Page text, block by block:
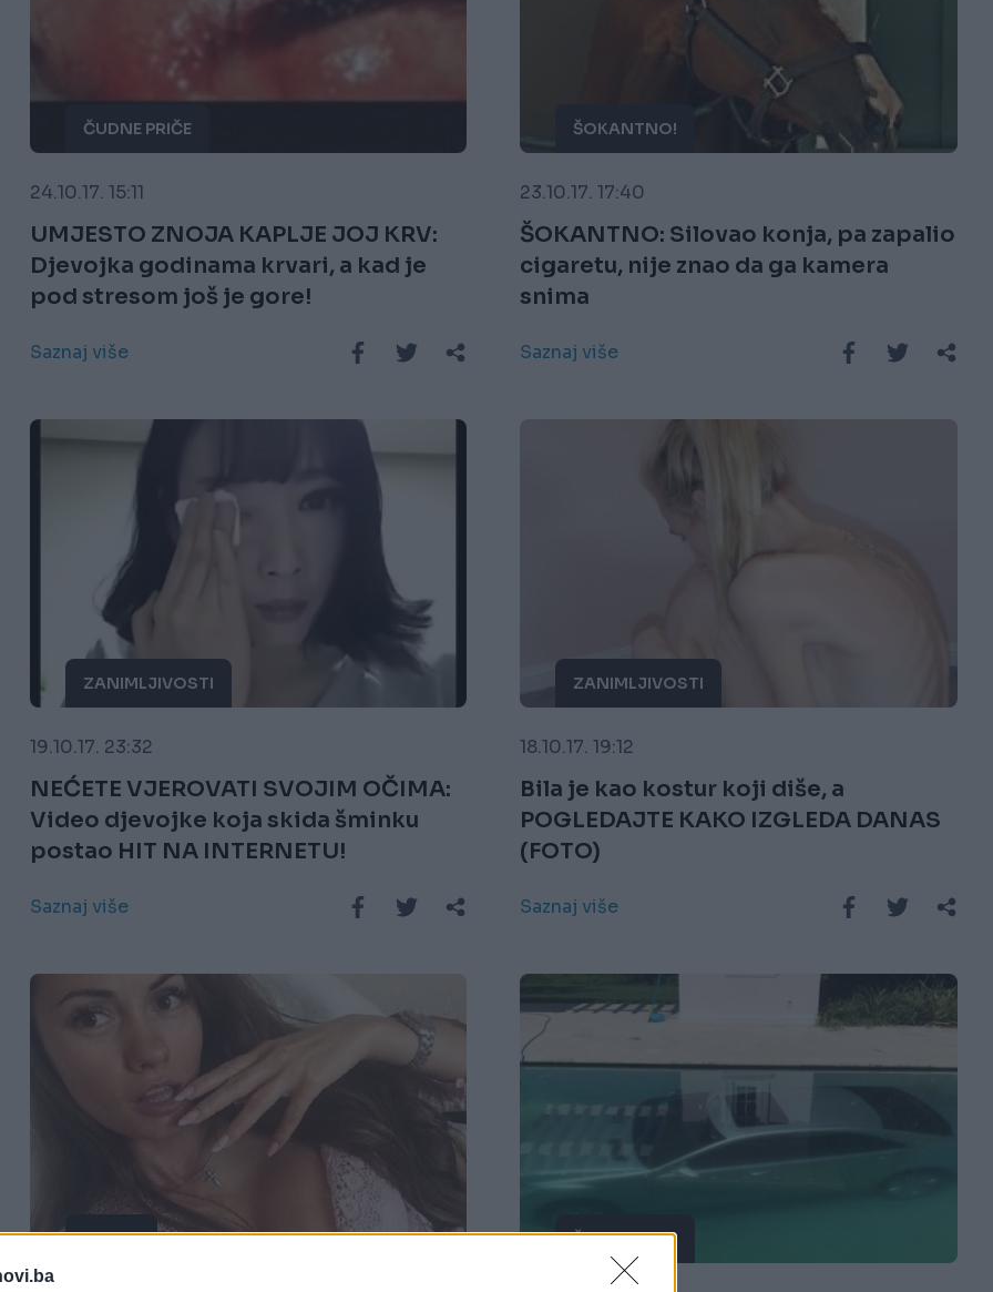
ČUDNE PRIČE
24.10.17. 15:11
UMJESTO ZNOJA KAPLJE JOJ KRV:
Djevojka godinama krvari, a kad je
pod stresom još je gore!
Saznaj više
ŠOKANTNO!
23.10.17. 17:40
ŠOKANTNO: Silovao konja, pa zapalio
cigaretu, nije znao da ga kamera
snima
Saznaj više
ZANIMLJIVOSTI
19.10.17. 23:32
NEĆETE VJEROVATI SVOJIM OČIMA:
Video djevojke koja skida šminku
postao HIT NA INTERNETU!
Saznaj više
ZANIMLJIVOSTI
18.10.17. 19:12
Bila je kao kostur koji diše, a
POGLEDAJTE KAKO IZGLEDA DANAS
(FOTO)
Saznaj više
SVIJET ŠOKANTNO!